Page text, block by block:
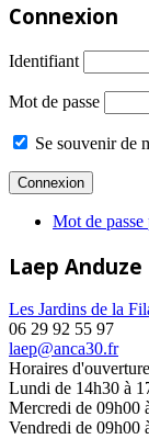
Connexion
Identifiant
Mot de passe
Se souvenir de
Mot de passe
Laep Anduze
Les Jardins de la
06 29 92 55 97
laep@anca30.fr
Horaires
Lundi de 14h30 à
Mercredi de 09h00
Vendredi de 09h00